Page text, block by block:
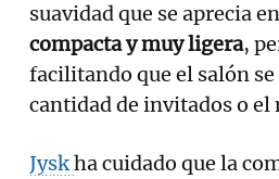
suavidad que se aprecia
compacta y muy ligera,
facilitando que el salón
cantidad de invitados o el
Jyskha cuidado que la